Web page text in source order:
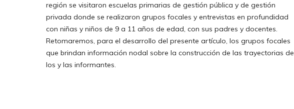
región se visitaron escuelas primarias de gestión pública y de gestión
privada donde se realizaron grupos focales y entrevistas en profundidad
con niñas y niños de 9 a 11 años de edad, con sus padres y docentes.
Retomaremos, para el desarrollo del presente artículo, los grupos focales
que brindan información nodal sobre la construcción de las trayectorias de
los y las informantes.